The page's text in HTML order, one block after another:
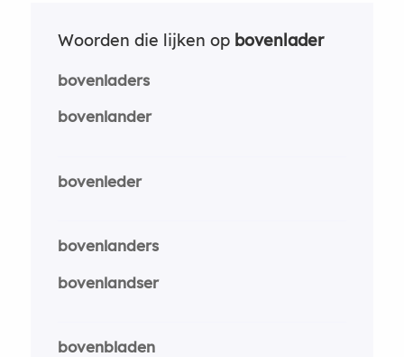
Woorden die lijken op bovenlader
bovenladers
bovenlander
bovenleder
bovenlanders
bovenlandser
bovenbladen